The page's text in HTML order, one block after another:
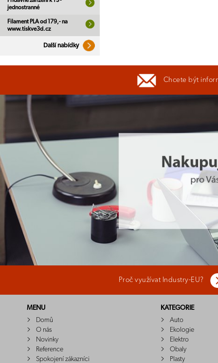
jednostranné
Filament PLA od 179,- na
www.tiskve3d.cz
Další nabídky
Chcete být
Proč využívat Industry-EU?
MENU
Domů
O nás
Novinky
Reference
Spokojení zákazníci
KATEGORIE
Auto
Ekologie
Elektro
Obaly
Plasty